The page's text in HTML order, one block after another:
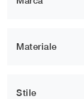
Materiale
Stile